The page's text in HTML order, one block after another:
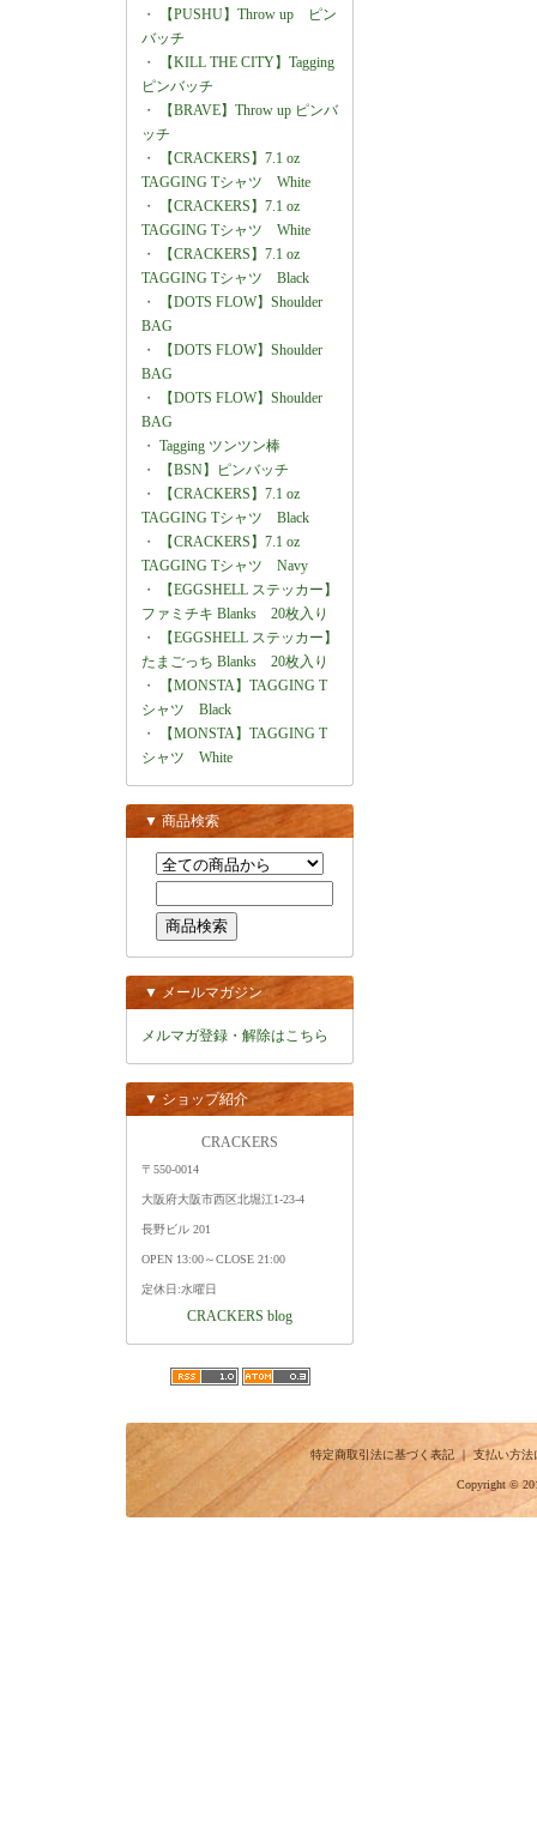
・
【PUSHU】Throw up ピン
バッチ
・
【KILL THE CITY】Tagging
ピンバッチ
・
【BRAVE】Throw up ピンバ
ッチ
・
【CRACKERS】7.1 oz
TAGGING Tシャツ White
・
【CRACKERS】7.1 oz
TAGGING Tシャツ White
・
【CRACKERS】7.1 oz
TAGGING Tシャツ Black
・
【DOTS FLOW】Shoulder
BAG
・
【DOTS FLOW】Shoulder
BAG
・
【DOTS FLOW】Shoulder
BAG
・ Tagging ツンツン棒
・
【BSN】ピンバッチ
・
【CRACKERS】7.1 oz
TAGGING Tシャツ Black
・
【CRACKERS】7.1 oz
TAGGING Tシャツ Navy
・
【EGGSHELL ステッカー】
ファミチキ Blanks 20枚入り
・
【EGGSHELL ステッカー】
たまごっち Blanks 20枚入り
・
【MONSTA】TAGGING T
シャツ Black
・
【MONSTA】TAGGING T
シャツ White
▼ 商品検索
▼ メールマガジン
メルマガ登録・解除はこちら
▼ ショップ紹介
CRACKERS
〒550-0014
大阪府大阪市西区北堀江1-23-4
長野ビル 201
OPEN 13:00～CLOSE 21:00
定休日:水曜日
CRACKERS blog
特定商取引法に基づく表記｜支払い方法
Copyright ©